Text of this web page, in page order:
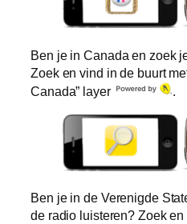
Ben je in Canada en zoek
Zoek en vind in de buurt
Canada” layer
.
Ben je in de Verenigde
de radio luisteren? Zoek